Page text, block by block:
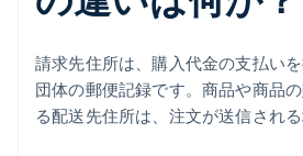
請求先住所は、購入代金の支払い
団体の郵便記録です。商品や商品
る配送先住所は、注文が送信される